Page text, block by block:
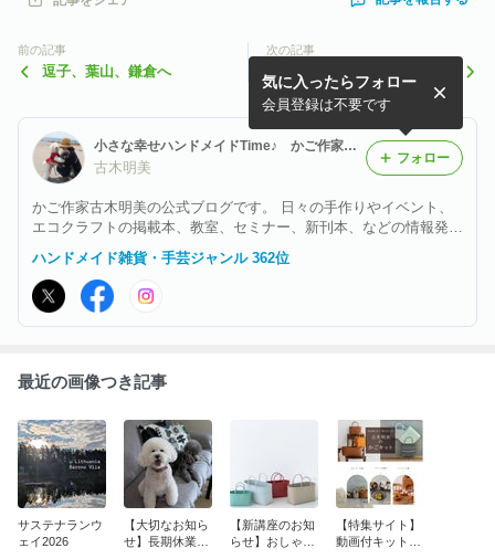
前の記事
逗子、葉山、鎌倉へ
次の記事
Harmony in 高円寺 Vol.2
小さな幸せハンドメイドTime♪ かご作家古木明美の公式ブログです。
古木明美
かご作家古木明美の公式ブログです。 日々の手作りやイベント、
エコクラフトの掲載本、教室、セミナー、新刊本、などの情報発信
します。 時々、愛犬、お出かけ雑記も♪
気に入ったらフォロー
会員登録は不要です
フォロー
ハンドメイド雑貨・手芸ジャンル 362位
最近の画像つき記事
サステナランウ
ェイ2026
【大切なお知ら
せ】長期休業の
【新講座のお知
らせ】おしゃれ
【特集サイト】
動画付キット18